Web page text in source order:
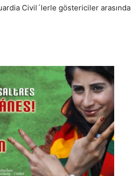
Civil´lerle göstericiler arasında